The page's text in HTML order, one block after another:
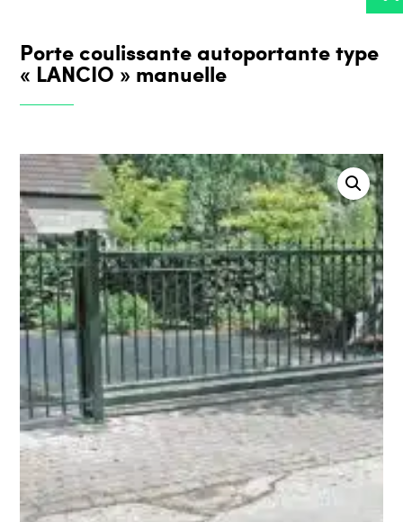
Porte coulissante autoportante type
« LANCIO » manuelle